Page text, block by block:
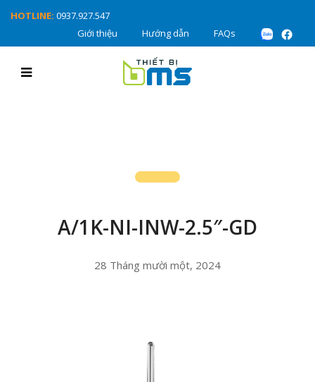
HOTLINE: 0937.927.547
Giới thiệu
Hướng dẫn FAQs
A/1K-NI-INW-2.5″-GD
28 Tháng mười một, 2024